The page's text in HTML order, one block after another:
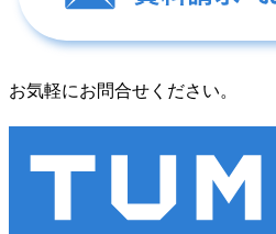
お気軽にお問合せください。